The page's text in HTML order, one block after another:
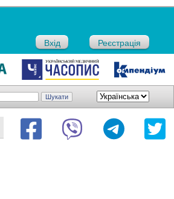
Вхід Реєстрація